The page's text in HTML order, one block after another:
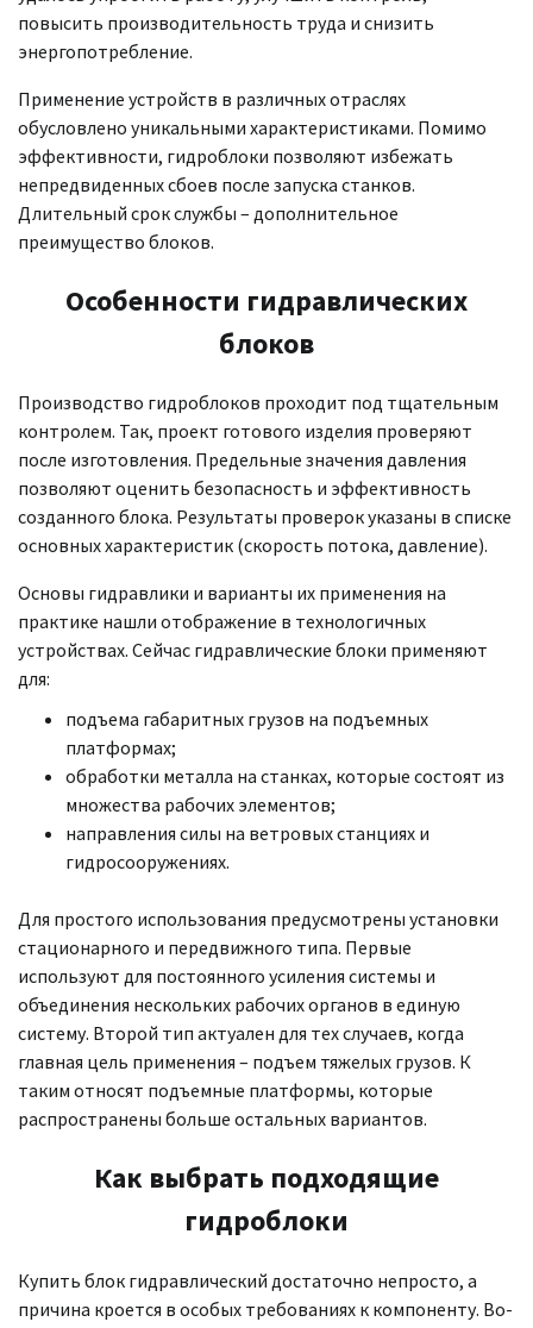
повысить производительность труда и снизить
энергопотребление.
Применение устройств в различных отраслях
обусловлено уникальными характеристиками. Помимо
эффективности, гидроблоки позволяют избежать
непредвиденных сбоев после запуска станков.
Длительный срок службы – дополнительное
преимущество блоков.
Особенности гидравлических
блоков
Производство гидроблоков проходит под тщательным
контролем. Так, проект готового изделия проверяют
после изготовления. Предельные значения давления
позволяют оценить безопасность и эффективность
созданного блока. Результаты проверок указаны в списке
основных характеристик (скорость потока, давление).
Основы гидравлики и варианты их применения на
практике нашли отображение в технологичных
устройствах. Сейчас гидравлические блоки применяют
для:
подъема габаритных грузов на подъемных
платформах;
обработки металла на станках, которые состоят из
множества рабочих элементов;
направления силы на ветровых станциях и
гидросооружениях.
Для простого использования предусмотрены установки
стационарного и передвижного типа. Первые
используют для постоянного усиления системы и
объединения нескольких рабочих органов в единую
систему. Второй тип актуален для тех случаев, когда
главная цель применения – подъем тяжелых грузов. К
таким относят подъемные платформы, которые
распространены больше остальных вариантов.
Как выбрать подходящие
гидроблоки
Купить блок гидравлический достаточно непросто, а
причина кроется в особых требованиях к компоненту. Во-